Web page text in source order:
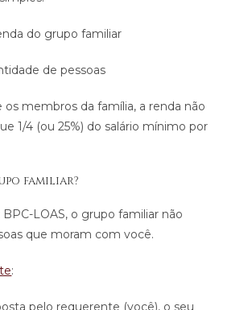
do grupo familiar
de pessoas
os membros da família, a renda não
1/4 (ou 25%) do salário mínimo por
familiar?
BPC-LOAS, o grupo familiar não
que moram com você.
:
pelo requerente (você), o seu